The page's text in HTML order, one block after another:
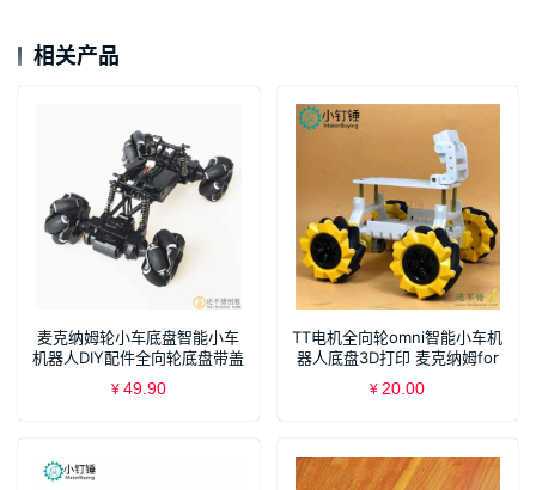
相关产品
麦克纳姆轮小车底盘智能小车
机器人DIY配件全向轮底盘带盖
¥ 49.90
TT电机全向轮omni智能小车机
器人底盘3D打印 麦克纳姆for
¥ 20.00